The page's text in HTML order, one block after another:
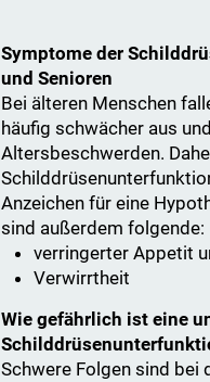
Symptome der
und Senioren
Bei älteren Menschen
häufig schwächer aus
Altersbeschwerden.
Anzeichen für eine
sind außerdem folgende:
verringerter Appetit
Verwirrtheit
Wie gefährlich ist eine
Schwere Folgen sind bei